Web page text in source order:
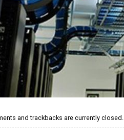
and trackbacks are currently closed.